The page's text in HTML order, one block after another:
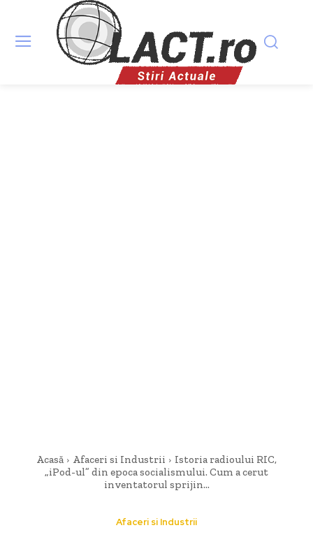
Acasă Afaceri si Industrii
Istoria radioului RIC,
„iPod-ul” din epoca socialismului. Cum a cerut
inventatorul sprijin...
Afaceri si Industrii